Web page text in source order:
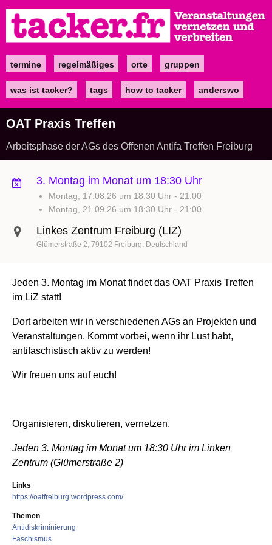
zum
Inhalt
Maintermine regelmäßiges orte gruppen
was ist tacker? tags how to tacker anderswo
OAT Praxis Treffen
Arbeitsphase der AGs des Offenen Antifa Treffen Freiburg
3. Montag im Monat um 18:30 Uhr
Montag, 17.08.26 um 18:30 Uhr - 21:00
Montag, 21.09.26 um 18:30 Uhr - 21:00
Linkes Zentrum Freiburg (LIZ)
Glümerstraße 2 79102 Freiburg Deutschland
Jeden 3. Montag im Monat findet das OAT Praxis Treffen
im LiZ statt!
Dort arbeiten wir in verschiedenen AGs an Projekten und
Veranstaltungen. Kommt vorbei, wenn ihr Lust habt,
antifaschistisch aktiv zu werden!
Wir freuen uns auf euch!
Organisieren, diskutieren, vernetzen.
Jeden 3. Montag im Monat um 18:30 Uhr im Linken
Zentrum (Glümerstraße 2)
Links
https://oatfreiburg.wordpress.com/
Themen
Antidiskriminierung
Faschismus